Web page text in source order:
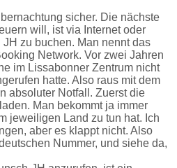
sicher. Die nächste
will, ist via Internet oder
zu buchen. Man nennt das
Network. Vor zwei Jahren
im Lissabonner Zentrum nicht
hatte. Also raus mit dem
absoluter Notfall. Zuerst die
Man bekommt ja immer
jeweiligen Land zu tun hat. Ich
aber es klappt nicht. Also
Nummer, und siehe da,